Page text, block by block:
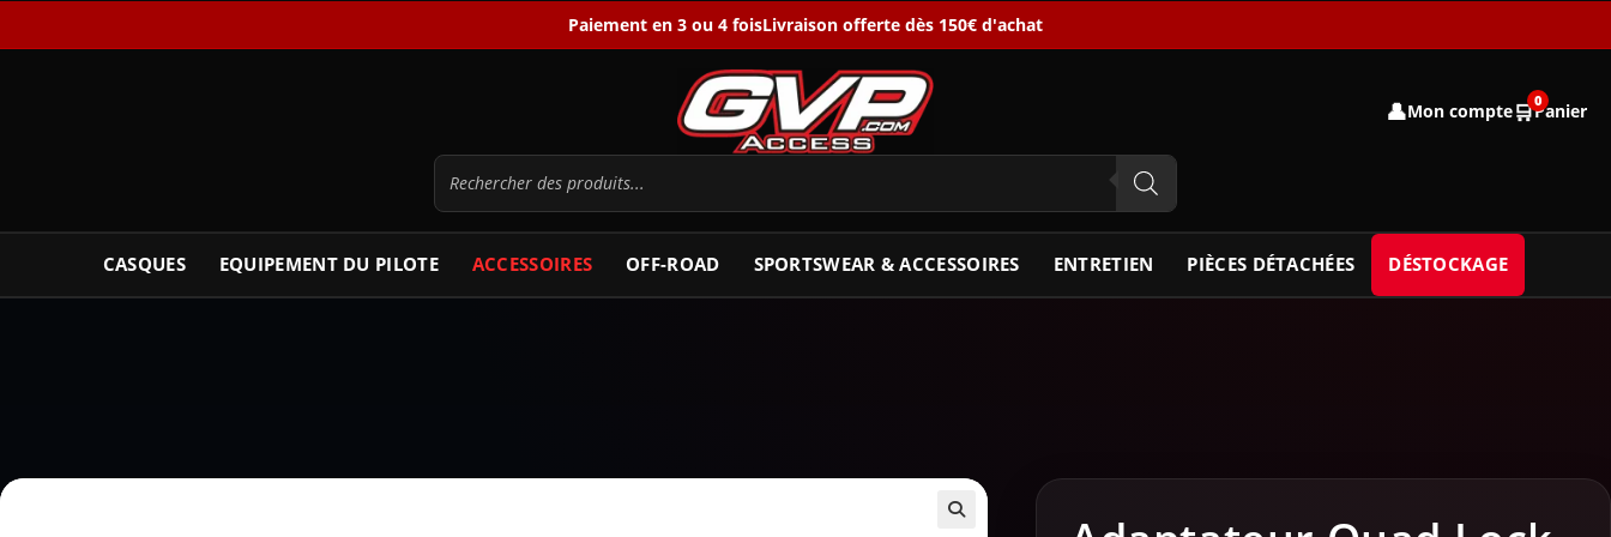
Paiement en 3 ou 4 foisLivraison offerte dès 150€ d'achat
👤Mon compte🛒0
Panier
CASQUES EQUIPEMENT DU PILOTE ACCESSOIRES OFF-ROAD SPORTSWEAR & ACCESSOIRES ENTRETIEN PIÈCES DÉTACHÉES DÉSTOCKAGE